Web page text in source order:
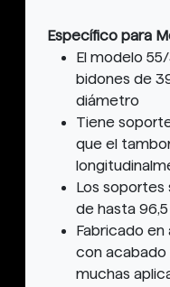
Específico para
El modelo
bidones de
diámetro
Tiene
que el
Los soportes
de hasta
Fabricado
con acabado
muchas